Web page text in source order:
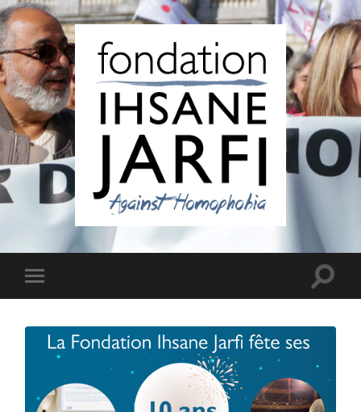
Fondation
Ihsane
Jarfi
Toggle
mobile
Toggle